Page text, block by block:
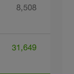
8,508
31,649